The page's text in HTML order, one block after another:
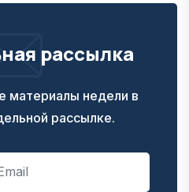
рассылка
материалы недели в
рассылке.